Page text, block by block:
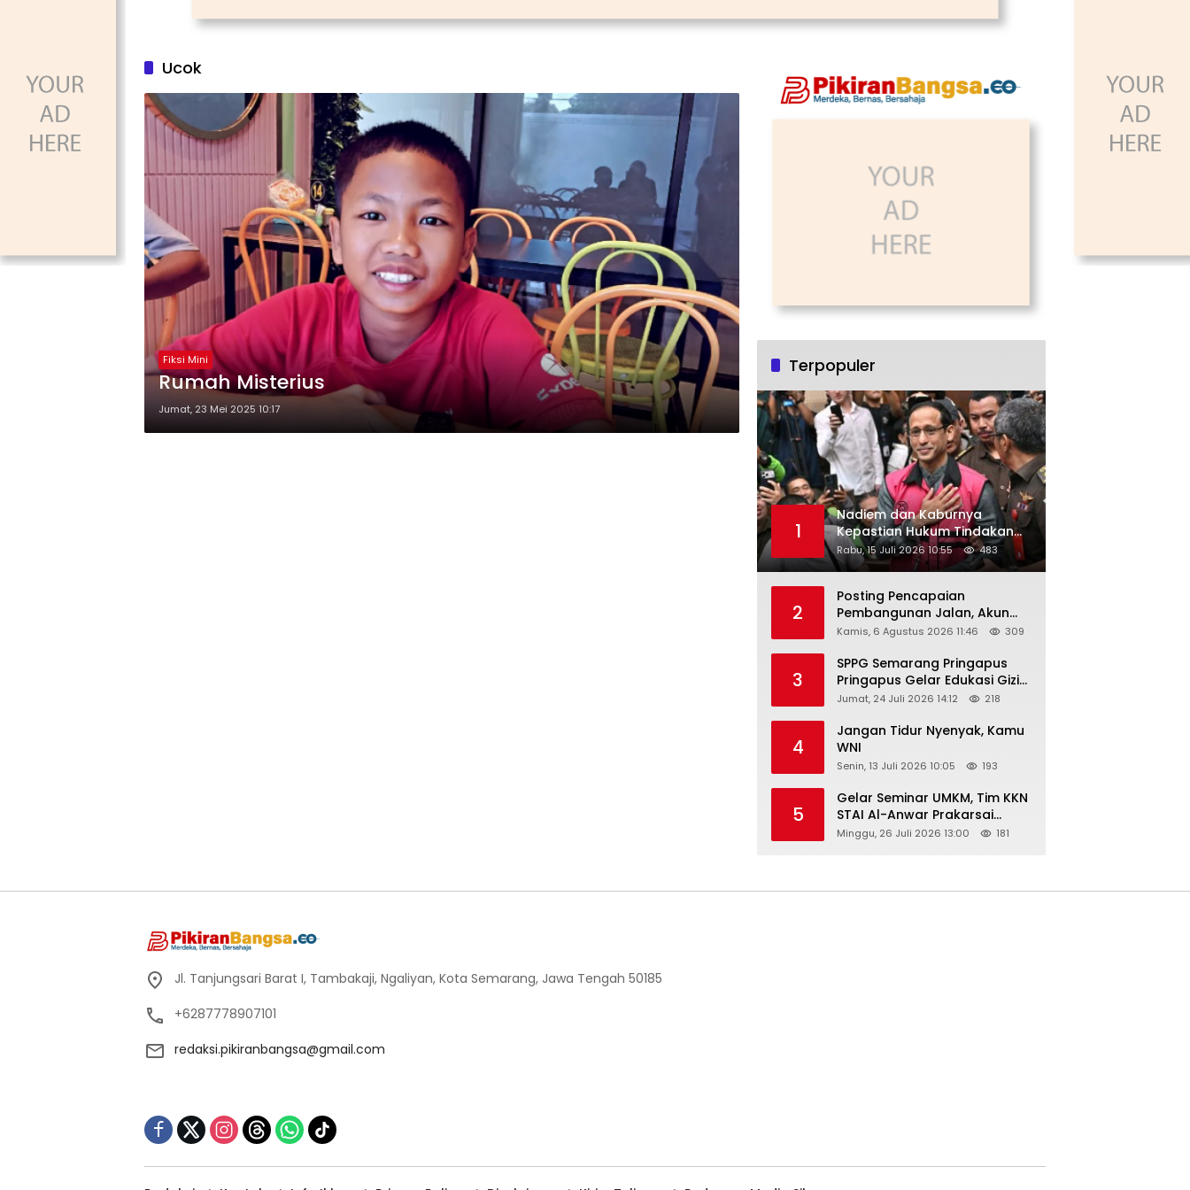
Ucok
Fiksi Mini
Rumah Misterius
Jumat, 23 Mei 2025 10:17
Terpopuler
1
Nadiem dan Kaburnya
Kepastian Hukum Tindakan
Pejabat Publik
Rabu, 15 Juli 2026 10:55 483
2
Posting Pencapaian
Pembangunan Jalan, Akun
Facebook Pemerintah
“Dirujak” Warganet
Kamis, 6 Agustus 2026 11:46 309
3
SPPG Semarang Pringapus
Pringapus Gelar Edukasi Gizi
di PAUD Bina Balita Peringati
Jumat, 24 Juli 2026 14:12 218
4
Jangan Tidur Nyenyak, Kamu
WNI
Senin, 13 Juli 2026 10:05 193
5
Gelar Seminar UMKM, Tim KKN
STAI Al-Anwar Prakarsai
Usaha Tepung Maizena di
Minggu, 26 Juli 2026 13:00 181
Jl. Tanjungsari Barat I, Tambakaji, Ngaliyan, Kota Semarang, Jawa Tengah 50185
+6287778907101
redaksi.pikiranbangsa@gmail.com